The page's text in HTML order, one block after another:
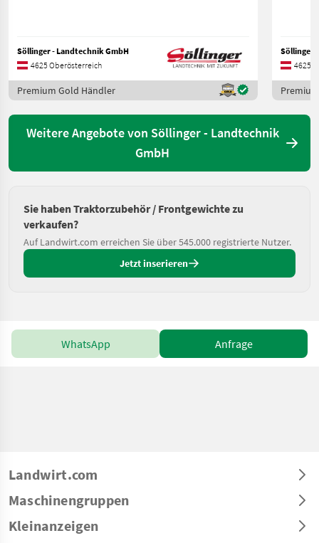
Söllinger - Landtechnik GmbH
4625 Oberösterreich
Premium Gold Händler
Söllinger
4625
Weitere Angebote von Söllinger - Landtechnik
GmbH
Sie haben Traktorzubehör / Frontgewichte zu
verkaufen?
Auf Landwirt.com erreichen Sie über 545.000 registrierte Nutzer.
Jetzt inserieren
WhatsApp Anfrage
Landwirt.com
Maschinengruppen
Kleinanzeigen